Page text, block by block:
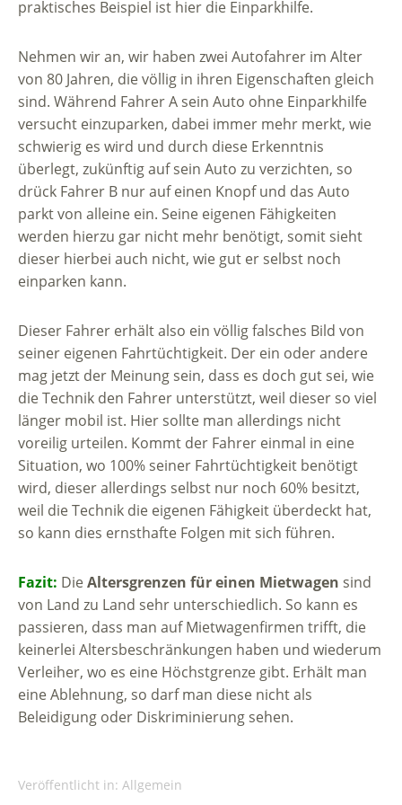
praktisches Beispiel ist hier die Einparkhilfe.
Nehmen wir an, wir haben zwei Autofahrer im Alter
von 80 Jahren, die völlig in ihren Eigenschaften gleich
sind. Während Fahrer A sein Auto ohne Einparkhilfe
versucht einzuparken, dabei immer mehr merkt, wie
schwierig es wird und durch diese Erkenntnis
überlegt, zukünftig auf sein Auto zu verzichten, so
drück Fahrer B nur auf einen Knopf und das Auto
parkt von alleine ein. Seine eigenen Fähigkeiten
werden hierzu gar nicht mehr benötigt, somit sieht
dieser hierbei auch nicht, wie gut er selbst noch
einparken kann.
Dieser Fahrer erhält also ein völlig falsches Bild von
seiner eigenen Fahrtüchtigkeit. Der ein oder andere
mag jetzt der Meinung sein, dass es doch gut sei, wie
die Technik den Fahrer unterstützt, weil dieser so viel
länger mobil ist. Hier sollte man allerdings nicht
voreilig urteilen. Kommt der Fahrer einmal in eine
Situation, wo 100% seiner Fahrtüchtigkeit benötigt
wird, dieser allerdings selbst nur noch 60% besitzt,
weil die Technik die eigenen Fähigkeit überdeckt hat,
so kann dies ernsthafte Folgen mit sich führen.
Fazit: DieAltersgrenzen für einen Mietwagen sind
von Land zu Land sehr unterschiedlich. So kann es
passieren, dass man auf Mietwagenfirmen trifft, die
keinerlei Altersbeschränkungen haben und wiederum
Verleiher, wo es eine Höchstgrenze gibt. Erhält man
eine Ablehnung, so darf man diese nicht als
Beleidigung oder Diskriminierung sehen.
Veröffentlicht in: Allgemein